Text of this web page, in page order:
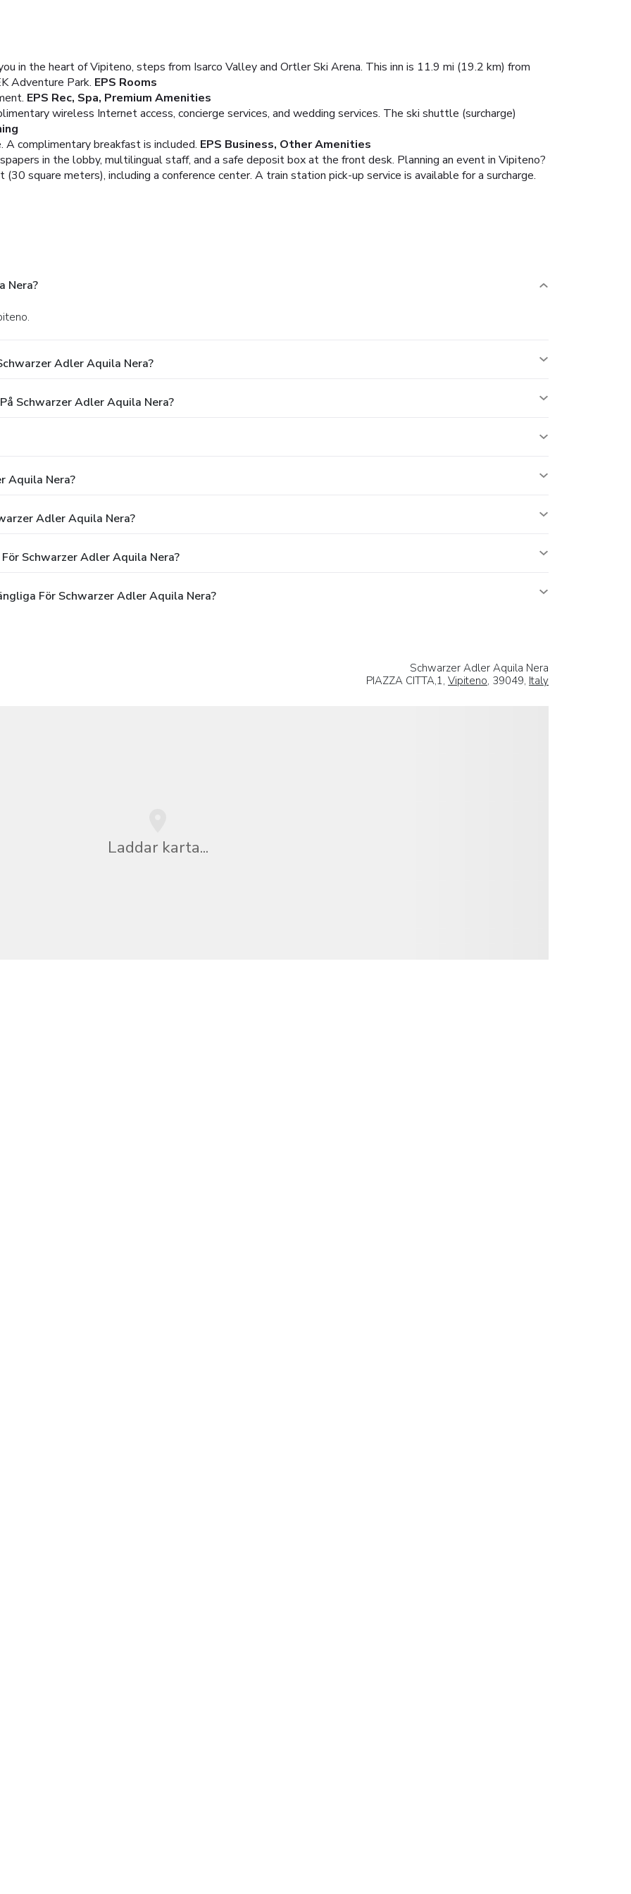
in the heart of Vipiteno, steps from Isarco Valley and Ortler Ski Arena. This inn is 11.9 mi (19.2 km) from
Adventure Park. EPS Rooms
EPS Rec, Spa, Premium Amenities
wireless Internet access, concierge services, and wedding services. The ski shuttle (surcharge)
complimentary breakfast is included. EPS Business, Other Amenities
in the lobby, multilingual staff, and a safe deposit box at the front desk. Planning an event in Vipiteno?
square meters), including a conference center. A train station pick-up service is available for a surcharge.
Nera?
Adler Aquila Nera?
Schwarzer Adler Aquila Nera?
Aquila Nera?
Adler Aquila Nera?
Schwarzer Adler Aquila Nera?
För Schwarzer Adler Aquila Nera?
Schwarzer Adler Aquila Nera
PIAZZA CITTA,1, Vipiteno, 39049, Italy
Laddar karta...